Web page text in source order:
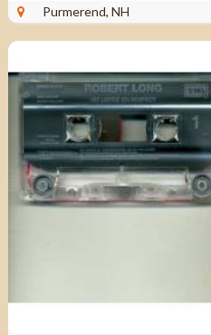
Jazz Kwaliteit: ...
Purmerend, NH